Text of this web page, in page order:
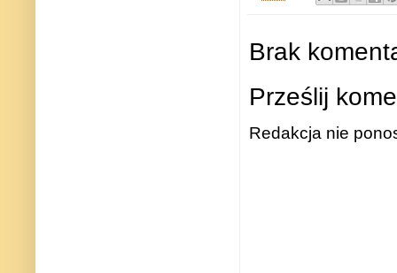
Brak
Prześlij
Redakcja nie